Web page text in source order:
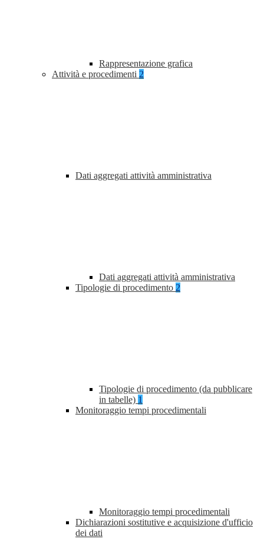
Rappresentazione grafica
Attività e procedimenti 2
Dati aggregati attività amministrativa
Dati aggregati attività amministrativa
Tipologie di procedimento 2
Tipologie di procedimento (da pubblicare
in tabelle) 1
Monitoraggio tempi procedimentali
Monitoraggio tempi procedimentali
Dichiarazioni sostitutive e acquisizione d'ufficio
dei dati